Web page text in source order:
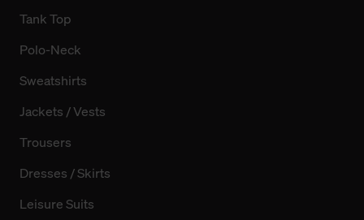
Tank Top
Polo-Neck
Sweatshirts
Jackets / Vests
Trousers
Dresses / Skirts
Leisure Suits